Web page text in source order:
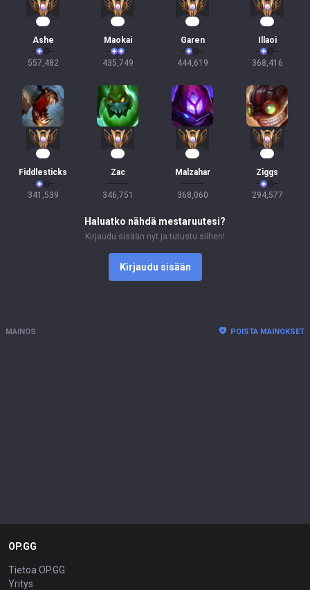
Ashe
557,482
Maokai
435,749
Garen
444,619
Illaoi
368,416
Fiddlesticks
341,539
Zac
346,751
Malzahar
368,060
Ziggs
294,577
Haluatko nähdä mestaruutesi?
Kirjaudu sisään nyt ja tutustu siihen!
Kirjaudu sisään
MAINOS POISTA MAINOKSET
OP.GG
Tietoa OP.GG
Yritys